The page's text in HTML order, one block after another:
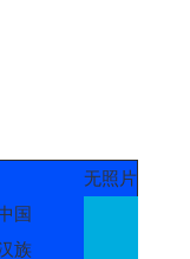
无照片
国
族